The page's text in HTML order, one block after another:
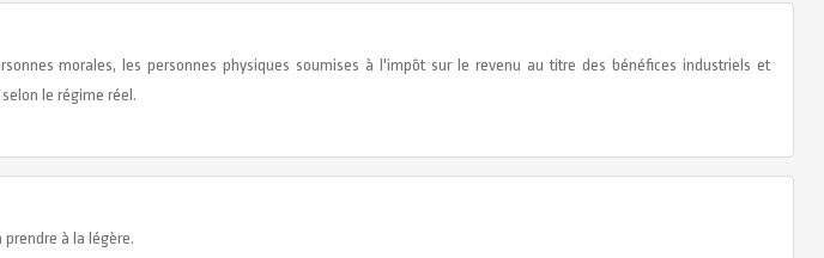
morales, les personnes physiques soumises à l'impôt sur le revenu au titre des bénéfices industriels et
le régime réel.
prendre à la légère.